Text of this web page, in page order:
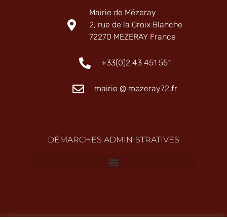
Mairie de Mézeray
2, rue de la Croix Blanche
72270 MEZERAY France
+33(0)2 43 451 551
mairie @ mezeray72.fr
DÉMARCHES ADMINISTRATIVES